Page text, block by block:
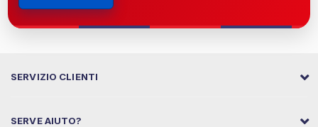
SERVIZIO CLIENTI
SERVE AIUTO?